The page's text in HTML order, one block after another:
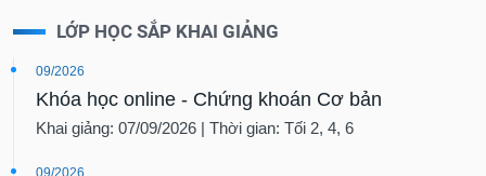
LỚP HỌC SẮP KHAI GIẢNG
09/2026
Khóa học online - Chứng khoán Cơ bản
Khai giảng: 07/09/2026 | Thời gian: Tối 2, 4, 6
09/2026